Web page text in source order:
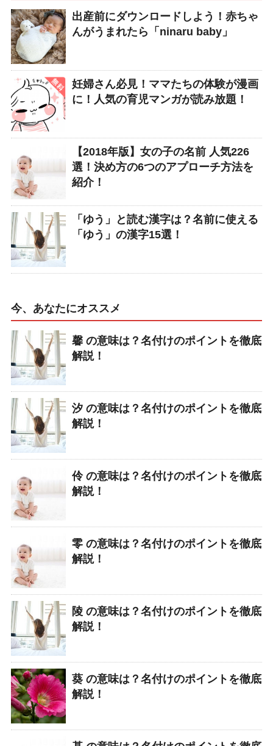
出産前にダウンロードしよう！赤ちゃ
んがうまれたら「ninaru baby」
妊婦さん必見！ママたちの体験が漫画
に！人気の育児マンガが読み放題！
【2018年版】女の子の名前 人気226
選！決め方の6つのアプローチ方法を
紹介！
「ゆう」と読む漢字は？名前に使える
「ゆう」の漢字15選！
今、あなたにオススメ
馨 の意味は？名付けのポイントを徹底
解説！
汐 の意味は？名付けのポイントを徹底
解説！
伶 の意味は？名付けのポイントを徹底
解説！
零 の意味は？名付けのポイントを徹底
解説！
陵 の意味は？名付けのポイントを徹底
解説！
葵 の意味は？名付けのポイントを徹底
解説！